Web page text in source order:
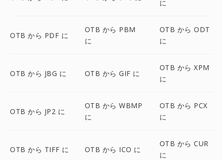
に
OTB から PDF に
OTB から PBM
に
OTB から ODT
に
OTB から JBG に OTB から GIF に
OTB から XPM
に
OTB から JP2 に
OTB から WBMP
に
OTB から PCX
に
OTB から TIFF に OTB から ICO に
OTB から CUR
に